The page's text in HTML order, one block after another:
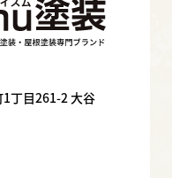
丁目261-2 大谷